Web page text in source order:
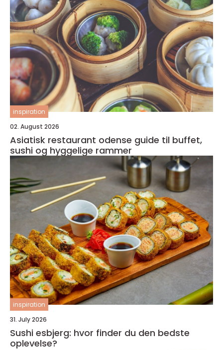
inspiration
02. August 2026
Asiatisk restaurant odense guide til buffet,
sushi og hyggelige rammer
inspiration
31. July 2026
Sushi esbjerg: hvor finder du den bedste
oplevelse?